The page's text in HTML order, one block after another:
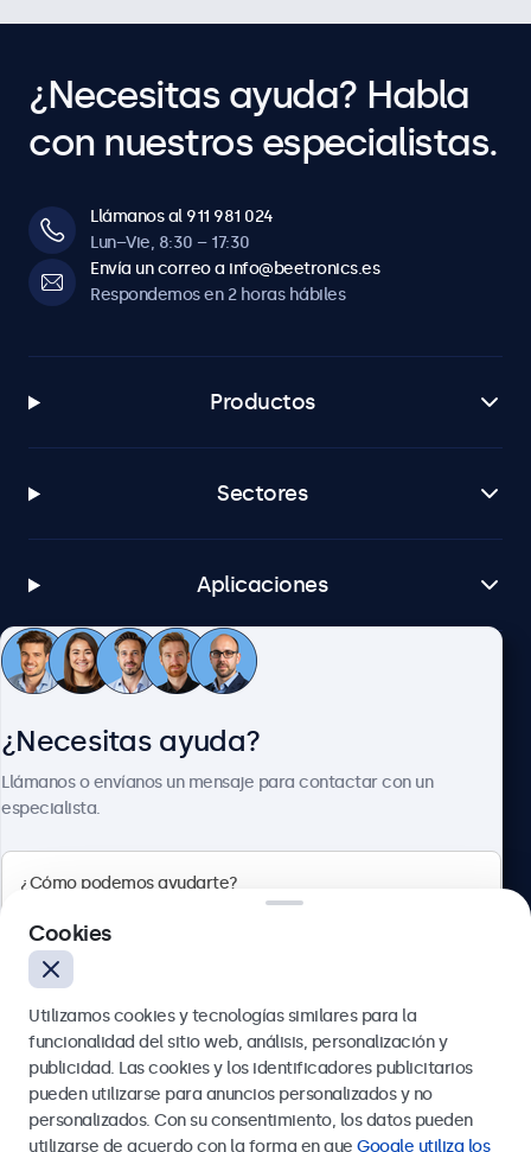
¿Necesitas ayuda? Habla
con nuestros especialistas.
Llámanos al 911 981 024
Lun–Vie, 8:30 – 17:30
Envía un correo a info@beetronics.es
Respondemos en 2 horas hábiles
Productos
Sectores
Aplicaciones
Atención al cliente
4.8/5 la valoración de 5000+ empresas
Español
¿Necesitas ayuda?
Llámanos o envíanos un mensaje para contactar con un
especialista.
Enviar
Cookies
Utilizamos cookies y tecnologías similares para la
funcionalidad del sitio web, análisis, personalización y
publicidad. Las cookies y los identificadores publicitarios
pueden utilizarse para anuncios personalizados y no
personalizados. Con su consentimiento, los datos pueden
utilizarse de acuerdo con la forma en que Google utiliza los